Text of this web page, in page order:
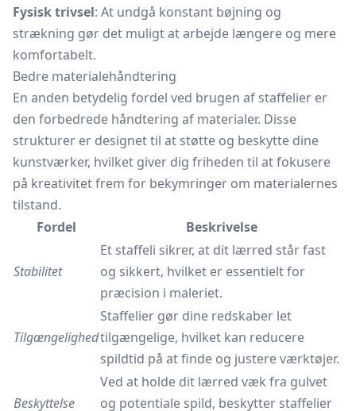
Fysisk trivsel: At undgå konstant bøjning og
strækning gør det muligt at arbejde længere og mere
komfortabelt.
Bedre materialehåndtering
En anden betydelig fordel ved brugen af staffelier er
den forbedrede håndtering af materialer. Disse
strukturer er designet til at støtte og beskytte dine
kunstværker, hvilket giver dig friheden til at fokusere
på kreativitet frem for bekymringer om materialernes
tilstand.
Fordel
Beskrivelse
Stabilitet
Et staffeli sikrer, at dit lærred står fast
og sikkert, hvilket er essentielt for
præcision i maleriet.
Tilgængelighed
Staffelier gør dine redskaber let
tilgængelige, hvilket kan reducere
spildtid på at finde og justere værktøjer.
Beskyttelse
Ved at holde dit lærred væk fra gulvet
og potentiale spild, beskytter staffelier